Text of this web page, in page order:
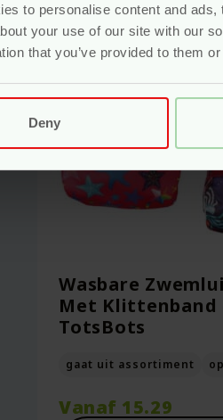
to personalise content and
your use of our site with our
that you’ve provided to them
Deny
-10%
Wasbare
Met Klittenband
TotsBots
gaat uit assortiment
Vanaf 15.29